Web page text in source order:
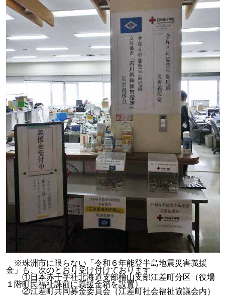
※珠洲市に限らない「令和６年能登半島地震災害義援
金」も、次のとおり受け付けております
①日本赤十字社北海道支部檜山支部江差町分区（役場
１階町民福祉課前に義援金箱を設置）
②江差町共同募金委員会（江差町社会福祉協議会内）